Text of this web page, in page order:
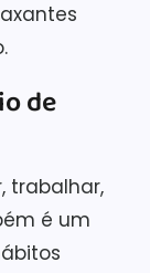
de
trabalhar,
é um